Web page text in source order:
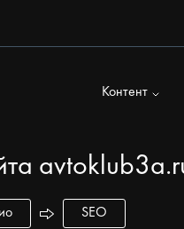
Контент
SEO